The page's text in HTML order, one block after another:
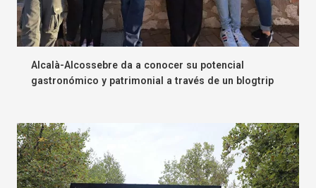
Alcalà-Alcossebre da a conocer su potencial
gastronómico y patrimonial a través de un blogtrip